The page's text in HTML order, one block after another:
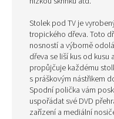
Stolek pod TV je
tropického dřeva. Toto
nosností a výborně
dřeva se liší kus od
propůjčuje každému
s práškovým nástřikem
Spodní polička vám
uspořádat své DVD
zařízení a mediální